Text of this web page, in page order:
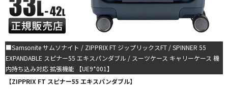
■Samsonite サムソナイト / ZIPPRIX FT ジップリックスFT / SPINNER 55
EXPANDABLE スピナー55 エキスパンダブル / スーツケース キャリーケース 機
内持ち込み対応 拡張機能 【UE9*001】
【ZIPPRIX FT スピナー55 エキスパンダブル】